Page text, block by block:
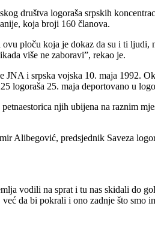
društva logoraša srpskih
koja broji 160 članova.
ploču koja je dokaz da su i ti
više ne zaboravi”, rekao je.
i srpska vojska 10. maja 1992.
logoraša 25. maja deportovano u
njih ubijena na raznim
Alibegović, predsjednik Saveza
vodili na sprat i tu nas skidali do
da bi pokrali i ono zadnje što smo